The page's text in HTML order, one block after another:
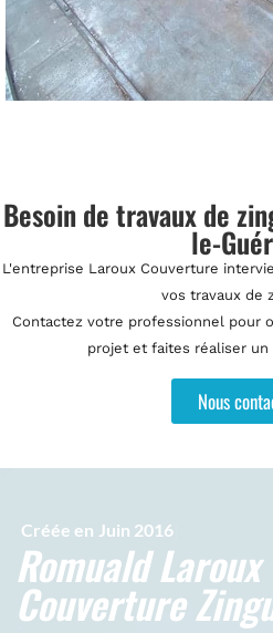
Besoin de travaux de
le-
L'entreprise Laroux Couverture
vos travaux de
Contactez votre professionnel pour
projet et faites réaliser un
Nous
Créée en Juin 2016
Romuald Laroux
Couverture